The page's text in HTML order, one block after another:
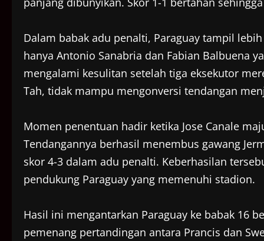
Dalam babak adu penalti, Paraguay tampil
hanya Antonio Sanabria dan Fabian Balbuena
mengalami kesulitan setelah tiga eksekutor
Tah, tidak mampu mengonversi tendangan
Momen penentuan hadir ketika Jose Canale
Tendangannya berhasil menembus gawang
skor 4-3 dalam adu penalti. Keberhasilan
pendukung Paraguay yang memenuhi stadion.
Hasil ini mengantarkan Paraguay ke babak 16
pemenang pertandingan antara Prancis dan